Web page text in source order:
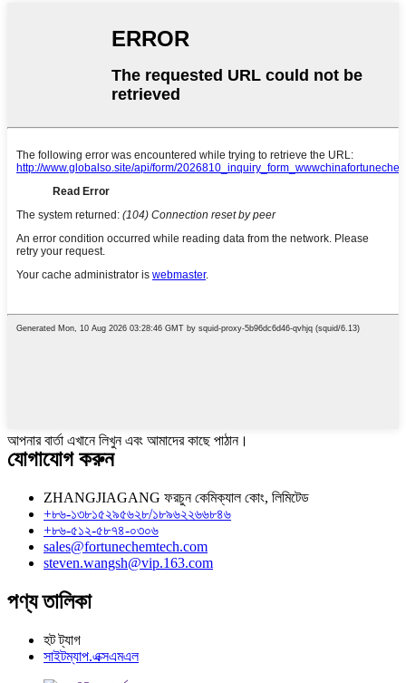
আপনার বার্তা এখানে লিখুন এবং আমাদের কাছে পাঠান।
যোগাযোগ করুন
ZHANGJIAGANG ফরচুন কেমিক্যাল কোং, লিমিটেড
+৮৬-১৩৮১৫২৯৫৬২৮/১৮৯৬২২৬৬৮৪৬
+৮৬-৫১২-৫৮৭৪-০৩০৬
sales@fortunechemtech.com
steven.wangsh@vip.163.com
পণ্য তালিকা
হট ট্যাগ
সাইটম্যাপ.এক্সএমএল